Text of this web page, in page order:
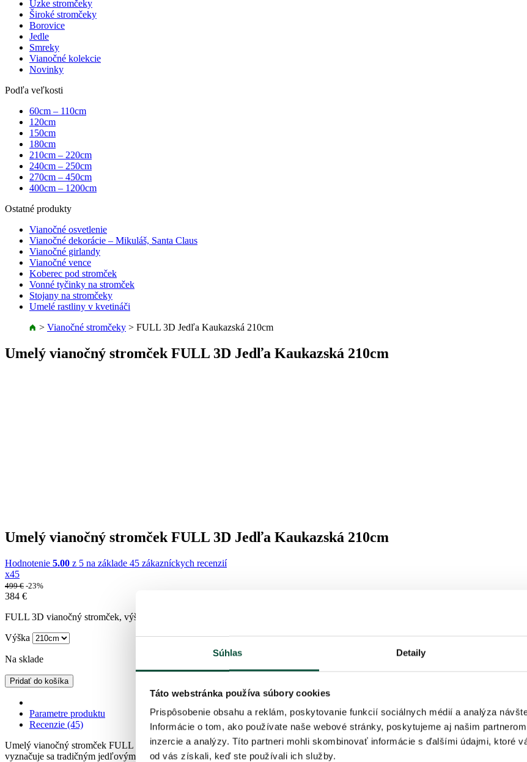
Súhlas Detaily
Táto webstránka používa súbory cookies
Prispôsobenie obsahu a reklám, poskytovanie funkcií sociálnych médií a analýza
Informácie o tom, ako používate naše webové stránky, poskytujeme aj našim
inzercie a analýzy. Títo partneri mohli skombinovať informácie s ďalšími údajmi, ktoré
od vás získali, keď ste používali ich služby.
Úzke stromčeky
Široké stromčeky
Borovice
Jedle
Smreky
Vianočné kolekcie
Novinky
Podľa veľkosti
60cm – 110cm
120cm
150cm
180cm
210cm – 220cm
240cm – 250cm
270cm – 450cm
400cm – 1200cm
Ostatné produkty
Vianočné osvetlenie
Vianočné dekorácie – Mikuláš, Santa Claus
Vianočné girlandy
Vianočné vence
Koberec pod stromček
Vonné tyčinky na stromček
Stojany na stromčeky
Umelé rastliny v kvetináči
> Vianočné stromčeky > FULL 3D Jedľa Kaukazská 210cm
Umelý vianočný stromček FULL 3D Jedľa Kaukazská 210cm
Umelý vianočný stromček FULL 3D Jedľa Kaukazská 210cm
Hodnotenie 5.00 z 5 na základe 45 zákazníckych recenzií
x45
499€ -23%
384 €
FULL 3D vianočný stromček, výška 210cm, šírka 125cm, typ ihličia FULL 3D, jedľové 3D ihličie bledozelenej farby, prevedenie –
Výška
Na sklade
Pridať do košíka
Parametre produktu
Recenzie (45)
Umelý vianočný stromček FULL 3D Jedľa Kaukazská je tvorený veľkým počtom nezameniteľných jedľových 3D vetvičiek, vďaka
vyznačuje sa tradičným jedľovým tvarom.